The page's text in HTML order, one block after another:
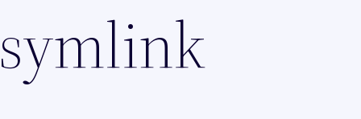
symlink